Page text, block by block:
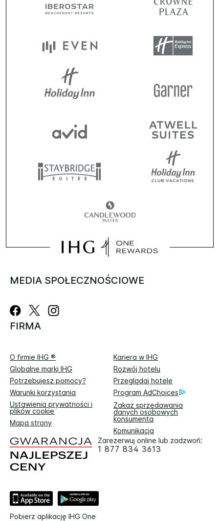
MEDIA SPOŁECZNOŚCIOWE
FIRMA
O firmie IHG ®
Kariera w IHG
Globalne marki IHG
Rozwój hotelu
Potrzebujesz pomocy?
Przeglądaj hotele
Warunki korzystania
Program AdChoices
Ustawienia prywatności i
plików cookie
Zakaz sprzedawania
danych osobowych
konsumenta
Mapa strony
Komunikacja
Zarezerwuj online lub zadzwoń:
1 877 834 3613
Pobierz aplikację IHG One